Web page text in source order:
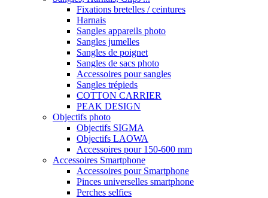
Fixations bretelles / ceintures
Harnais
Sangles appareils photo
Sangles jumelles
Sangles de poignet
Sangles de sacs photo
Accessoires pour sangles
Sangles trépieds
COTTON CARRIER
PEAK DESIGN
Objectifs photo
Objectifs SIGMA
Objectifs LAOWA
Accessoires pour 150-600 mm
Accessoires Smartphone
Accessoires pour Smartphone
Pinces universelles smartphone
Perches selfies